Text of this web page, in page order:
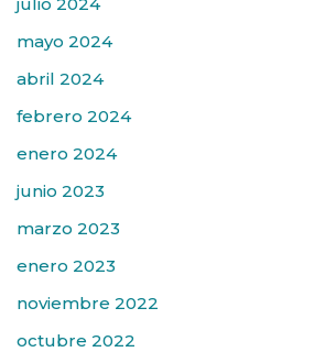
mayo 2024
abril 2024
febrero 2024
enero 2024
junio 2023
marzo 2023
enero 2023
noviembre 2022
octubre 2022